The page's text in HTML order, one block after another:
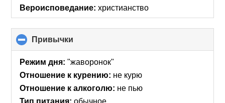
Вероисповедание: христианство
Привычки
to
collapse
Режим дня: "жаворонок"
Отношение к курению: не курю
Отношение к алкоголю: не пью
Тип питания: обычное